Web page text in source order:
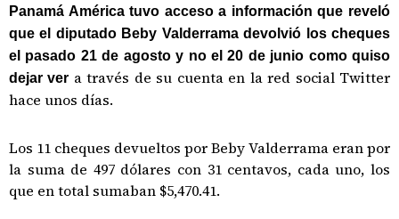
Panamá América tuvo acceso a información que reveló
que el diputado Beby Valderrama devolvió los cheques
el pasado 21 de agosto y no el 20 de junio como quiso
dejar ver a través de su cuenta en la red social Twitter
hace unos días.
Los 11 cheques devueltos por Beby Valderrama eran por
la suma de 497 dólares con 31 centavos, cada uno, los
que en total sumaban $5,470.41.